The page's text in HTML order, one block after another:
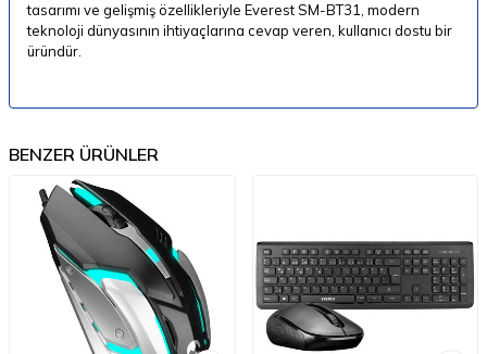
tasarımı ve gelişmiş özellikleriyle Everest SM-BT31, modern
teknoloji dünyasının ihtiyaçlarına cevap veren, kullanıcı dostu bir
üründür.
BENZER ÜRÜNLER